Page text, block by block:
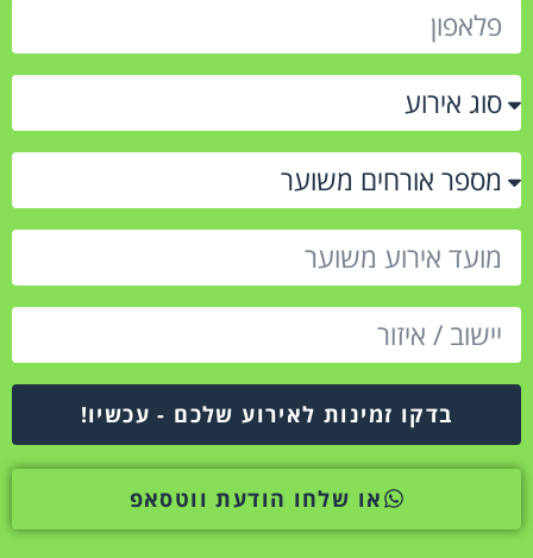
בדקו זמינות לאירוע שלכם - עכשיו!
או שלחו הודעת ווטסאפ